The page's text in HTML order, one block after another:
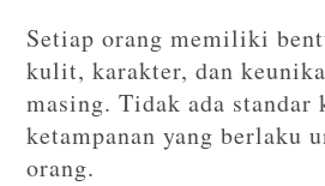
Setiap orang memiliki
kulit, karakter, dan
masing. Tidak ada standar
ketampanan yang berlaku
orang.